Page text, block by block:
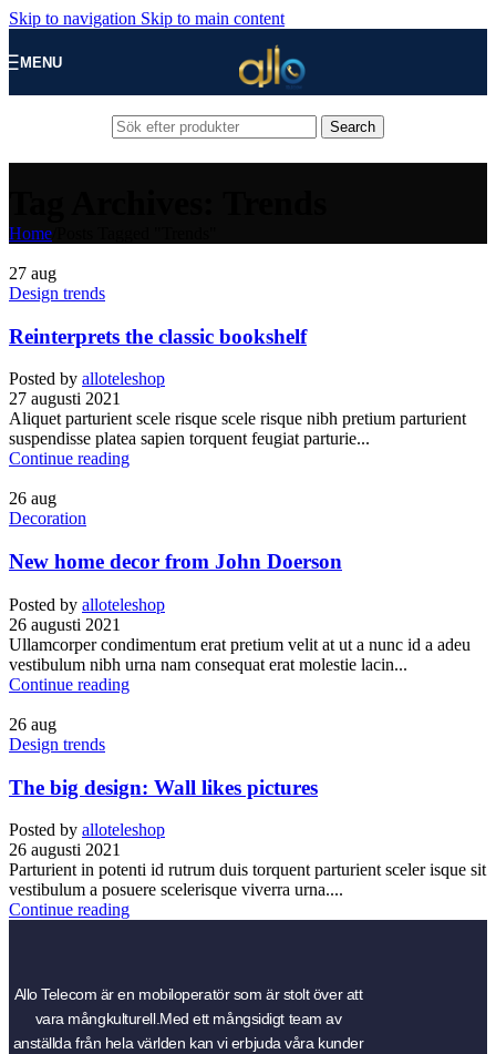
Skip to navigation Skip to main content
MENU
Search
Home
27 aug
Design trends
Reinterprets the classic bookshelf
Posted by alloteleshop
27 augusti 2021
Aliquet parturient scele risque scele risque nibh pretium parturient
suspendisse platea sapien torquent feugiat parturie...
Continue reading
26 aug
Decoration
New home decor from John Doerson
Posted by alloteleshop
26 augusti 2021
Ullamcorper condimentum erat pretium velit at ut a nunc id a adeu
vestibulum nibh urna nam consequat erat molestie lacin...
Continue reading
26 aug
Design trends
The big design: Wall likes pictures
Posted by alloteleshop
26 augusti 2021
Parturient in potenti id rutrum duis torquent parturient sceler isque sit
vestibulum a posuere scelerisque viverra urna....
Continue reading
Allo Telecom är en mobiloperatör som är stolt över att
vara mångkulturell.Med ett mångsidigt team av
anställda från hela världen kan vi erbjuda våra kunder